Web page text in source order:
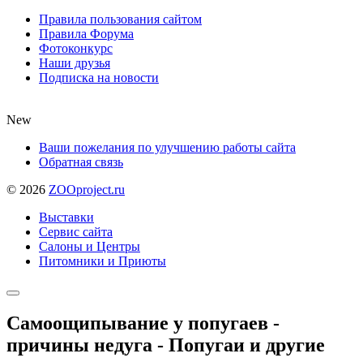
Правила пользования сайтом
Правила Форума
Фотоконкурс
Наши друзья
Подписка на новости
New
Ваши пожелания по улучшению работы сайта
Обратная связь
© 2026 ZOOproject.ru
Выставки
Сервис сайта
Салоны и Центры
Питомники и Приюты
Самоощипывание у попугаев -
причины недуга - Попугаи и другие